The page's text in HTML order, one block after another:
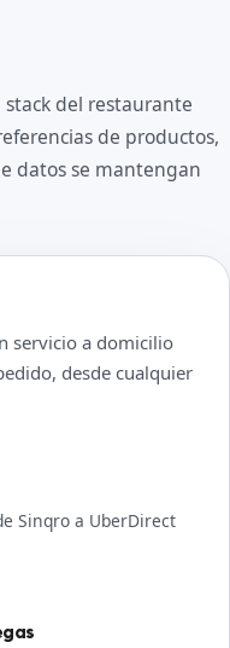
del restaurante
de productos,
datos se mantengan
servicio a domicilio
desde cualquier
Sinqro a UberDirect